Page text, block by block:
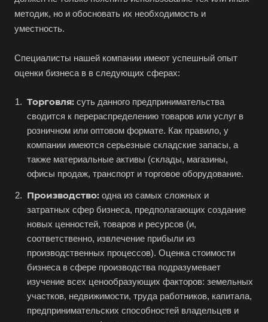
методик, но и обосновать их необходимость и
уместность.
Специалисты нашей компании имеют успешный опыт
оценки бизнеса в в следующих сферах:
Торговля: суть данного предпринимательства
сводится к перераспределению товаров или услуг в
розничном или оптовом формате. Как правило, у
компании имеются серьезные складские запасы, а
также материальные активы (склады, магазины,
офисы продаж, транспорт и торговое оборудование.
Производство: одна из самых сложных и
затратных сфер бизнеса, предполагающих создание
новых ценностей, товаров и ресурсов (и,
соответственно, извлечение прибыли из
производственных процессов). Оценка стоимости
бизнеса в сфере производства подразумевает
изучение всех ценообразующих факторов: земельных
участков, недвижимости, труда работников, капитала,
предпринимательских способностей владельцев и
Азов
Алушта
Альметьевск
Анапа
Ангарск
Анжеро-Судженск
Апрелевка
Арамиль
Арзамас
Архангельск
Асбест
Асино
Астрахань
Ахтубинск